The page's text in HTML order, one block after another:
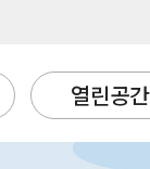
열린공간